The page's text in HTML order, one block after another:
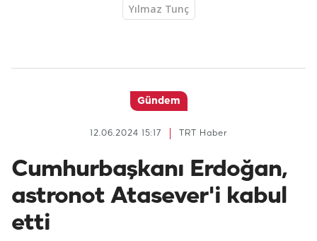
Yılmaz Tunç
Gündem
TRT Haber
12.06.2024 15:17
Cumhurbaşkanı Erdoğan,
astronot Atasever'i kabul
etti